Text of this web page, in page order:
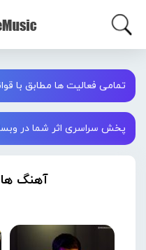
تمامی فعالیت ها مطابق با
پخش سراسری اثر شما در وبسایت
آهنگ